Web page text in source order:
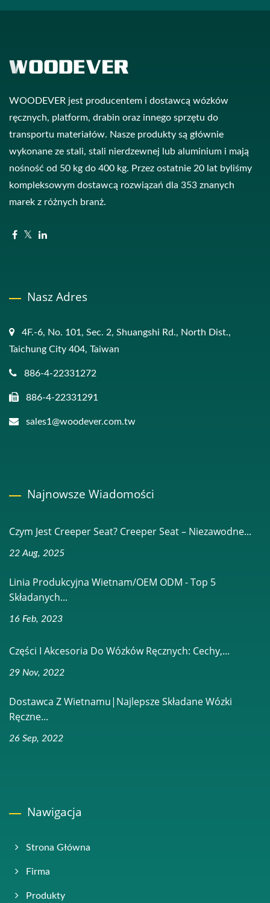
WOODEVER jest producentem i dostawcą wózków
ręcznych, platform, drabin oraz innego sprzętu do
transportu materiałów. Nasze produkty są głównie
wykonane ze stali, stali nierdzewnej lub aluminium i mają
nośność od 50 kg do 400 kg. Przez ostatnie 20 lat byliśmy
kompleksowym dostawcą rozwiązań dla 353 znanych
marek z różnych branż.
Nasz Adres
4F.-6, No. 101, Sec. 2, Shuangshi Rd., North Dist.,
Taichung City 404, Taiwan
886-4-22331272
886-4-22331291
sales1@woodever.com.tw
Najnowsze Wiadomości
Czym Jest Creeper Seat? Creeper Seat – Niezawodne...
22 Aug, 2025
Linia Produkcyjna Wietnam/OEM ODM - Top 5
Składanych...
16 Feb, 2023
Części I Akcesoria Do Wózków Ręcznych: Cechy,...
29 Nov, 2022
Dostawca Z Wietnamu|Najlepsze Składane Wózki
Ręczne...
26 Sep, 2022
Nawigacja
Strona Główna
Firma
Produkty